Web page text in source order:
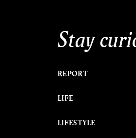
Stay
REPORT
LIFE
LIFESTYLE